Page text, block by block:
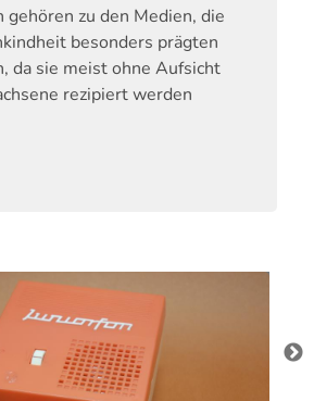
gehören zu den Medien, die
besonders prägten
da sie meist ohne Aufsicht
rezipiert werden